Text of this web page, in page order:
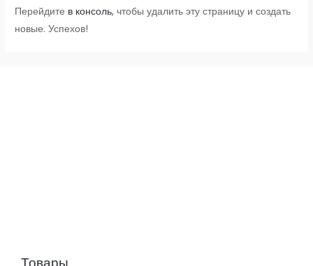
Перейдите в консоль, чтобы удалить эту страницу и создать
новые. Успехов!